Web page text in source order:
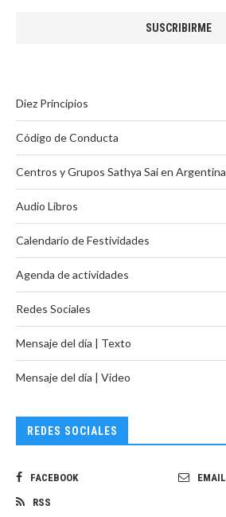
Diez Principios
Código de Conducta
Centros y Grupos Sathya Sai en Argentina
Audio Libros
Calendario de Festividades
Agenda de actividades
Redes Sociales
Mensaje del día | Texto
Mensaje del día | Video
REDES SOCIALES
FACEBOOK EMAIL
RSS